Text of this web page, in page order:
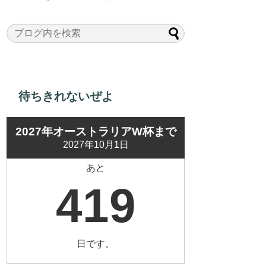
待ちきれないぜよ
2027年オーストラリアW杯まで
2027年10月1日
あと
419
日です。